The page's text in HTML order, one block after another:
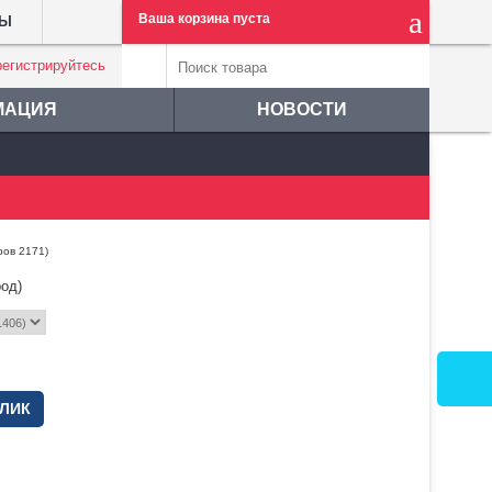
Ваша корзина пуста
НОВОСТИ
2171)